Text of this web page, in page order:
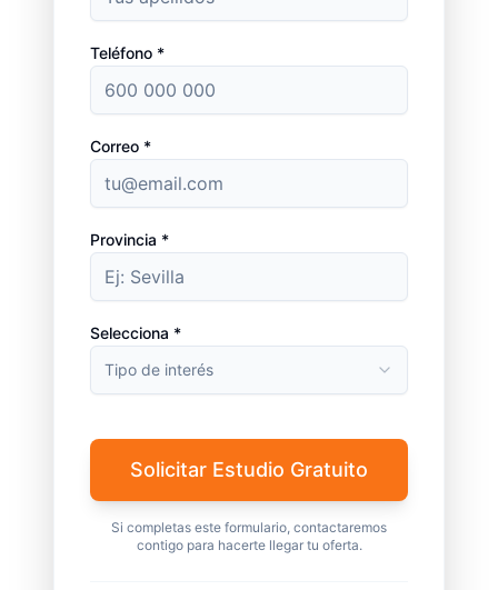
Teléfono *
Correo *
Provincia *
Selecciona *
Tipo de interés
Solicitar Estudio Gratuito
Si completas este formulario, contactaremos
contigo para hacerte llegar tu oferta.